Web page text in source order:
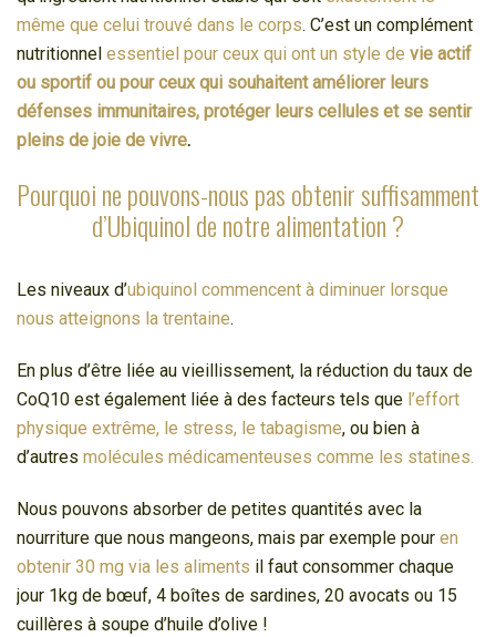
même que celui trouvé dans le corps. C’est un complément
nutritionnel essentiel pour ceux qui ont un style de vie actif
ou sportif ou pour ceux qui souhaitent améliorer leurs
défenses immunitaires, protéger leurs cellules et se sentir
pleins de joie de vivre.
Pourquoi ne pouvons-nous pas obtenir suffisamment
d’Ubiquinol de notre alimentation ?
Les niveaux d’ubiquinol commencent à diminuer lorsque
nous atteignons la trentaine.
En plus d’être liée au vieillissement, la réduction du taux de
CoQ10 est également liée à des facteurs tels que l’effort
physique extrême, le stress, le tabagisme, ou bien à
d’autres molécules médicamenteuses comme les statines.
Nous pouvons absorber de petites quantités avec la
nourriture que nous mangeons, mais par exemple pour en
obtenir 30 mg via les aliments il faut consommer chaque
jour 1kg de bœuf, 4 boîtes de sardines, 20 avocats ou 15
cuillères à soupe d’huile d’olive !